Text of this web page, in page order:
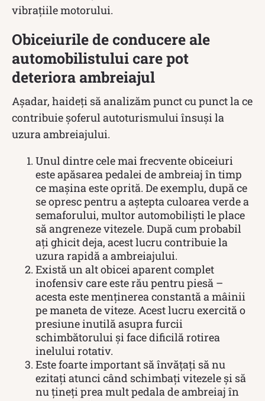
vibrațiile motorului.
Obiceiurile de conducere ale
automobilistului care pot
deteriora ambreiajul
Așadar, haideți să analizăm punct cu punct la ce
contribuie șoferul autoturismului însuși la
uzura ambreiajului.
Unul dintre cele mai frecvente obiceiuri
este apăsarea pedalei de ambreiaj în timp
ce mașina este oprită. De exemplu, după ce
se opresc pentru a aștepta culoarea verde a
semaforului, multor automobiliști le place
să angreneze vitezele. După cum probabil
ați ghicit deja, acest lucru contribuie la
uzura rapidă a ambreiajului.
Există un alt obicei aparent complet
inofensiv care este rău pentru piesă –
acesta este menținerea constantă a mâinii
pe maneta de viteze. Acest lucru exercită o
presiune inutilă asupra furcii
schimbătorului și face dificilă rotirea
inelului rotativ.
Este foarte important să învățați să nu
ezitați atunci când schimbați vitezele și să
nu țineți prea mult pedala de ambreiaj în